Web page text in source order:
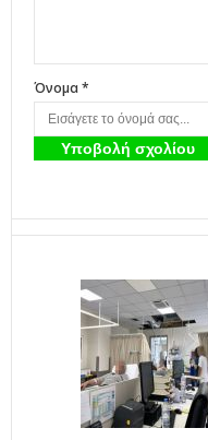
Όνομα *